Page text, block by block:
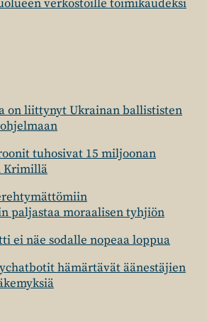
verkostoille toimikaudeksi
on liittynyt Ukrainan ballististen
tuhosivat 15 miljoonan
Krimillä
paljastaa moraalisen tyhjiön
ei näe sodalle nopeaa loppua
hämärtävät äänestäjien